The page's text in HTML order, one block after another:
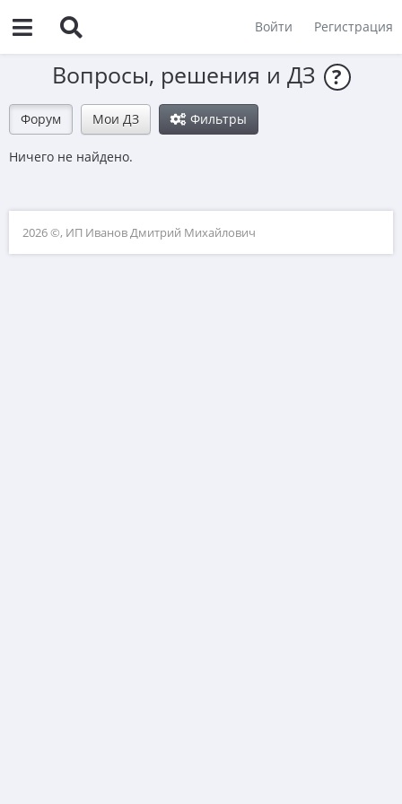
Войти Регистрация
Вопросы, решения и ДЗ ?
Форум Мои ДЗ Фильтры
Ничего не найдено.
2026 ©, ИП Иванов Дмитрий Михайлович